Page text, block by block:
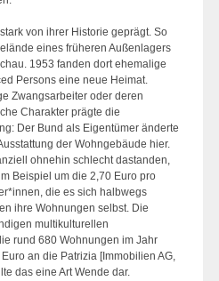
von ihrer Historie geprägt. So
eines früheren Außenlagers
1953 fanden dort ehemalige
Persons eine neue Heimat.
Zwangsarbeiter oder deren
Charakter prägte die
Der Bund als Eigentümer änderte
der Wohngebäude hier.
ohnehin schlecht dastanden,
Beispiel um die 2,70 Euro pro
die es sich halbwegs
ihre Wohnungen selbst. Die
multikulturellen
rund 680 Wohnungen im Jahr
an die Patrizia [Immobilien AG,
das eine Art Wende dar.